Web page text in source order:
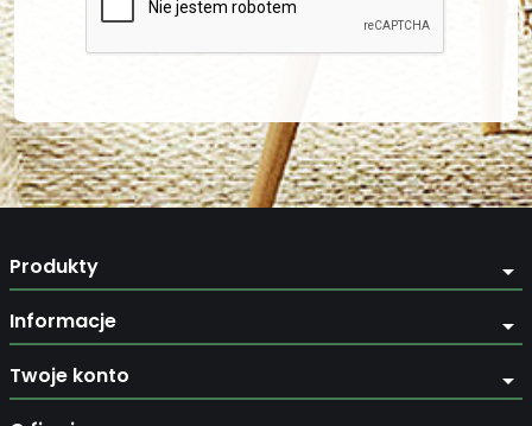
Produkty arrow_drop_down
Informacje arrow_drop_down
Twoje konto arrow_drop_down